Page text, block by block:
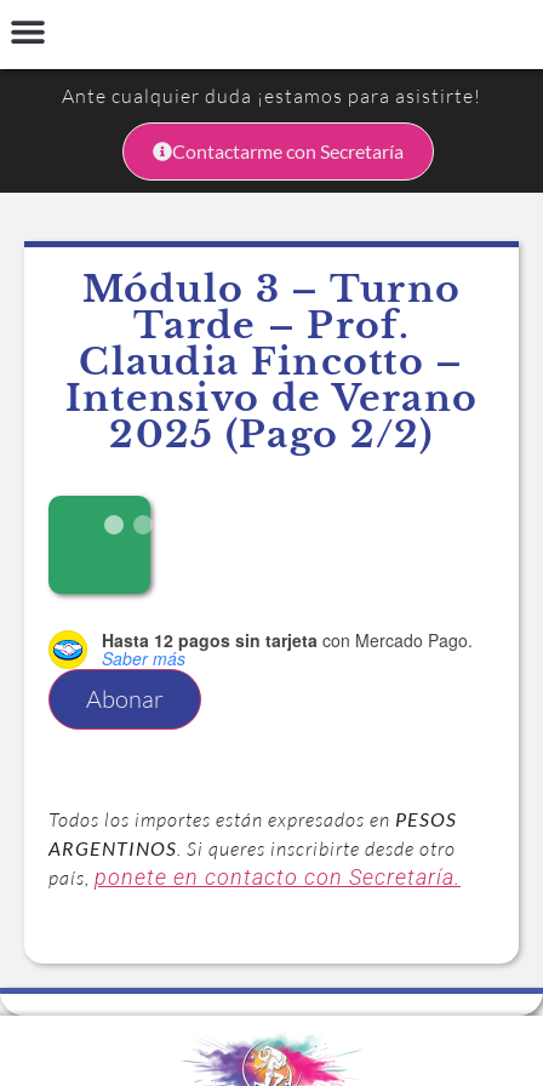
Ante cualquier duda ¡estamos para asistirte!
Contactarme con Secretaría
Módulo 3 – Turno
Tarde – Prof.
Claudia Fincotto –
Intensivo de Verano
2025 (Pago 2/2)
Hasta 12 pagos sin tarjeta con Mercado Pago.
Saber más
Abonar
Todos los importes están expresados en PESOS
ARGENTINOS. Si queres inscribirte desde otro
país, ponete en contacto con Secretaría.